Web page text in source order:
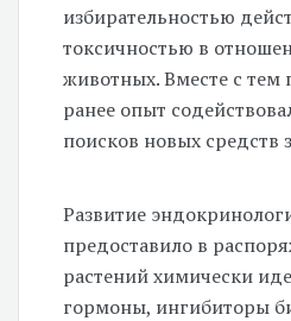
избирательностью
токсичностью в
животных. Вместе с
ранее опыт
поисков новых средств
Развитие
предоставило в
растений химически
гормоны, ингибиторы